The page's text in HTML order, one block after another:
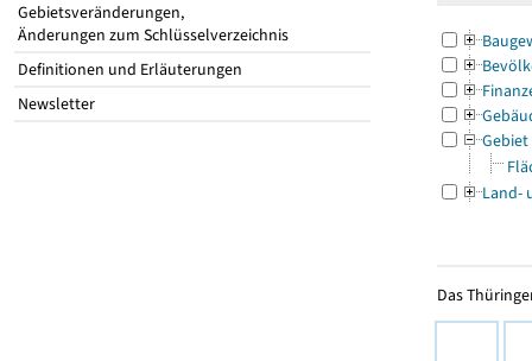
Gebietsveränderungen,
Änderungen zum Schlüsselverzeichnis
Definitionen und Erläuterungen
Newsletter
Gebiet
Land-
Das